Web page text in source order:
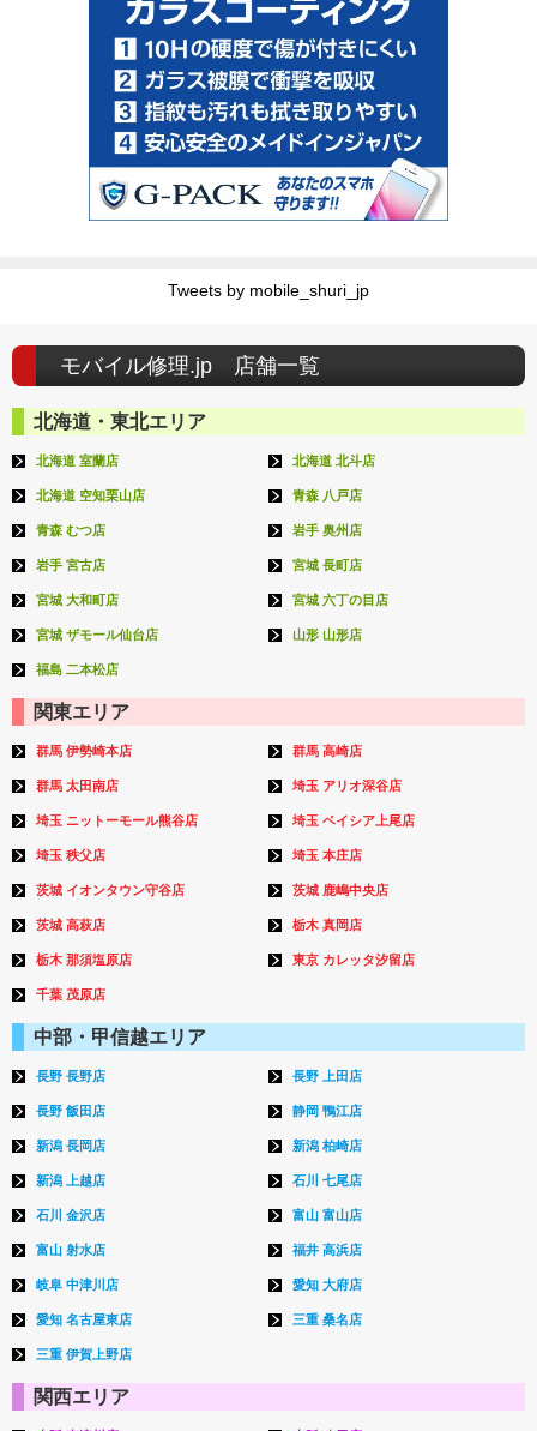
Tweets by mobile_shuri_jp
モバイル修理.jp 店舗一覧
北海道・東北エリア
北海道 室蘭店 北海道 北斗店
北海道 空知栗山店 青森 八戸店
青森 むつ店 岩手 奥州店
岩手 宮古店 宮城 長町店
宮城 大和町店 宮城 六丁の目店
宮城 ザモール仙台店 山形 山形店
福島 二本松店
関東エリア
群馬 伊勢崎本店 群馬 高崎店
群馬 太田南店 埼玉 アリオ深谷店
埼玉 ニットーモール熊谷店 埼玉 ベイシア上尾店
埼玉 秩父店 埼玉 本庄店
茨城 イオンタウン守谷店 茨城 鹿嶋中央店
茨城 高萩店 栃木 真岡店
栃木 那須塩原店 東京 カレッタ汐留店
千葉 茂原店
中部・甲信越エリア
長野 長野店 長野 上田店
長野 飯田店 静岡 鴨江店
新潟 長岡店 新潟 柏崎店
新潟 上越店 石川 七尾店
石川 金沢店 富山 富山店
富山 射水店 福井 高浜店
岐阜 中津川店 愛知 大府店
愛知 名古屋東店 三重 桑名店
三重 伊賀上野店
関西エリア